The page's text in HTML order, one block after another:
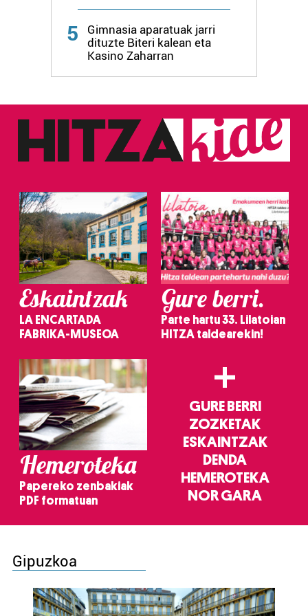
Webgune honek cookie propioak eta hirugarrenen cookie-
fitxategiak erabiltzen ditu. Zure esperientzia eta
zerbitzuak hobetzeko asmoz, cookie teknologiaz
baliatzen gara. Ohar hau onartuz gero, teknologia hori
erabiltzeko baimen esplizitua ematen diguzu.Gehiago
5
Gimnasia aparatuak jarri
dituzte Biteri kalean eta
Kasino Zaharran
Eskaintzak
LA ENCARTADA
FABRIKA-MUSEOA
Gure berri.
Parte hartu 33. Lilatoian
HITZA taldearekin!
Hemeroteka
Papereko zenbakiak
PDF formatuan
+
GURE BERRI
ZOZKETAK
ESKAINTZAK
DENDA
HEMEROTEKA
NOR GARA
Gipuzkoa